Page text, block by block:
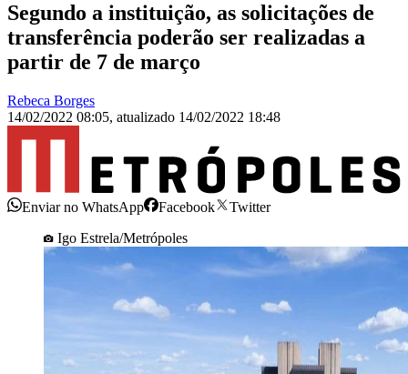
Segundo a instituição, as solicitações de
transferência poderão ser realizadas a
partir de 7 de março
Rebeca Borges
14/02/2022 08:05, atualizado 14/02/2022 18:48
Enviar no WhatsApp Facebook
Twitter
Igo Estrela/Metrópoles